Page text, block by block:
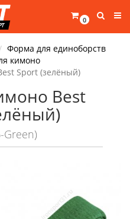
0
Форма для единоборств
кимоно
Sport (зелёный)
Best
Green)